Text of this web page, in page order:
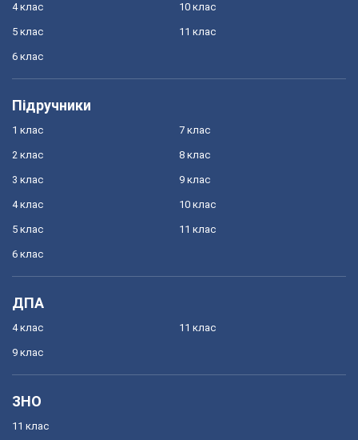
4 клас
5 клас
6 клас
10 клас
11 клас
Підручники
1 клас
2 клас
3 клас
4 клас
5 клас
6 клас
7 клас
8 клас
9 клас
10 клас
11 клас
ДПА
4 клас
9 клас
11 клас
ЗНО
11 клас